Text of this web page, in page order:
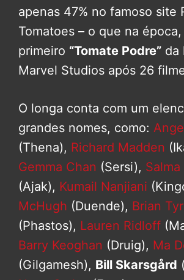
apenas 47% no famoso site
Tomatoes – o que na
primeiro “Tomate Podre” da
Marvel Studios após 26
O longa conta com um
grandes nomes, como:
(Thena), Richard Madden
Gemma Chan (Sersi),
(Ajak), Kumail Nanjiani
McHugh (Duende), Brian
(Phastos), Lauren Ridloff
Barry Keoghan (Druig), Ma
(Gilgamesh), Bill Skarsgård